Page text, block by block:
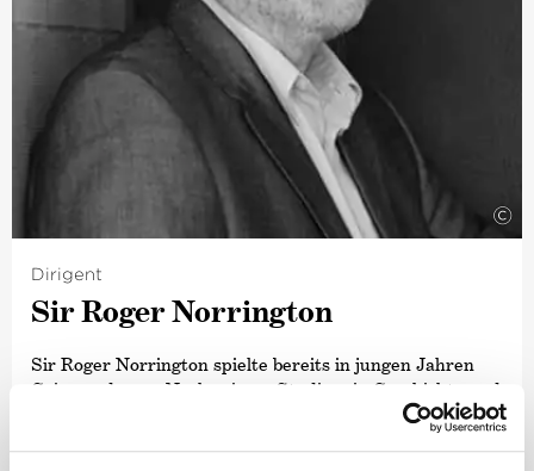
©
Dirigent
Sir Roger Norrington
Sir Roger Norrington spielte bereits in jungen Jahren
Geige und sang. Nach seinem Studium in Geschichte und
englischer Literatur sammelte er zunächst einige Jahre
musikalische Erfahrungen mit erstklassigen Amateuren,